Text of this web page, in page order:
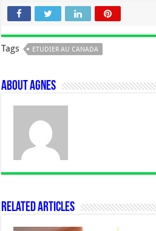
Tags ETUDIER AU CANADA
About Agnes
Related Articles